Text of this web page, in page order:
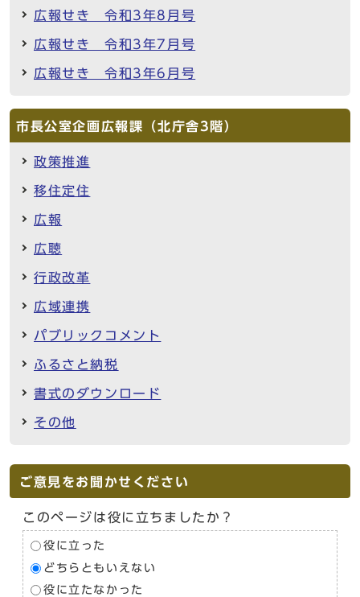
広報せき 令和3年8月号
広報せき 令和3年7月号
広報せき 令和3年6月号
市長公室企画広報課（北庁舎3階）
政策推進
移住定住
広報
広聴
行政改革
広域連携
パブリックコメント
ふるさと納税
書式のダウンロード
その他
ご意見をお聞かせください
このページは役に立ちましたか？
役に立った
どちらともいえない
役に立たなかった